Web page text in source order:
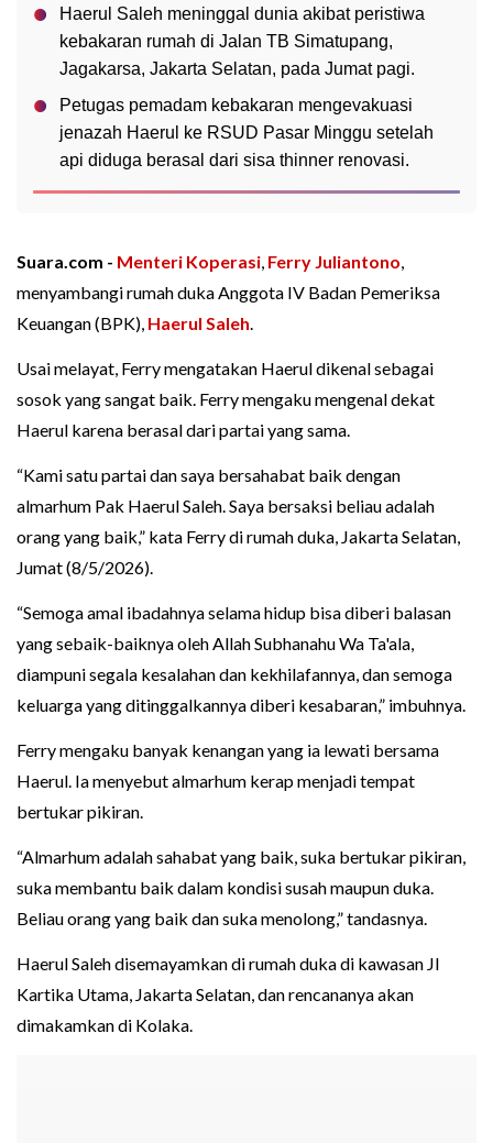
Haerul Saleh meninggal dunia akibat peristiwa
kebakaran rumah di Jalan TB Simatupang,
Jagakarsa, Jakarta Selatan, pada Jumat pagi.
Petugas pemadam kebakaran mengevakuasi
jenazah Haerul ke RSUD Pasar Minggu setelah
api diduga berasal dari sisa thinner renovasi.
Suara.com - Menteri Koperasi, Ferry Juliantono,
menyambangi rumah duka Anggota IV Badan Pemeriksa
Keuangan (BPK), Haerul Saleh.
Usai melayat, Ferry mengatakan Haerul dikenal sebagai
sosok yang sangat baik. Ferry mengaku mengenal dekat
Haerul karena berasal dari partai yang sama.
“Kami satu partai dan saya bersahabat baik dengan
almarhum Pak Haerul Saleh. Saya bersaksi beliau adalah
orang yang baik,” kata Ferry di rumah duka, Jakarta Selatan,
Jumat (8/5/2026).
“Semoga amal ibadahnya selama hidup bisa diberi balasan
yang sebaik-baiknya oleh Allah Subhanahu Wa Ta'ala,
diampuni segala kesalahan dan kekhilafannya, dan semoga
keluarga yang ditinggalkannya diberi kesabaran,” imbuhnya.
Ferry mengaku banyak kenangan yang ia lewati bersama
Haerul. Ia menyebut almarhum kerap menjadi tempat
bertukar pikiran.
“Almarhum adalah sahabat yang baik, suka bertukar pikiran,
suka membantu baik dalam kondisi susah maupun duka.
Beliau orang yang baik dan suka menolong,” tandasnya.
Haerul Saleh disemayamkan di rumah duka di kawasan JI
Kartika Utama, Jakarta Selatan, dan rencananya akan
dimakamkan di Kolaka.